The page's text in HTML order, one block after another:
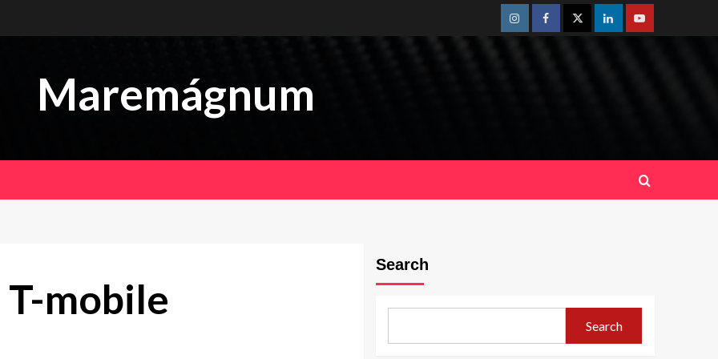
InstagramFacebookTwitterLinkedinYoutube
Maremágnum
mobile
Search
Search